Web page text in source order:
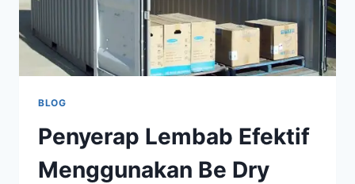
BLOG
Penyerap Lembab Efektif
Menggunakan Be Dry